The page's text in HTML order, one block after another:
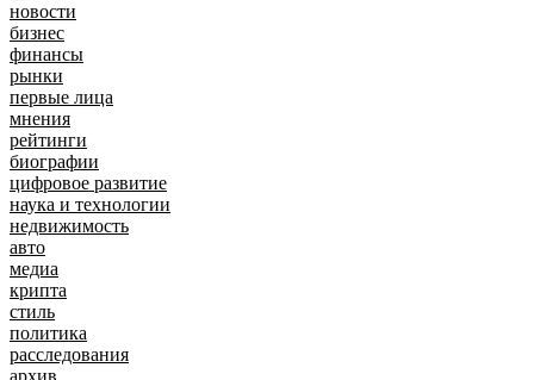
новости
бизнес
финансы
рынки
первые лица
мнения
рейтинги
биографии
цифровое развитие
наука и технологии
недвижимость
авто
медиа
крипта
стиль
политика
расследования
архив